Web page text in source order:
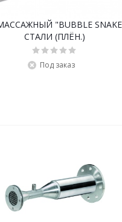
"BUBBLE
СТАЛИ (ПЛЁН.)
Под заказ